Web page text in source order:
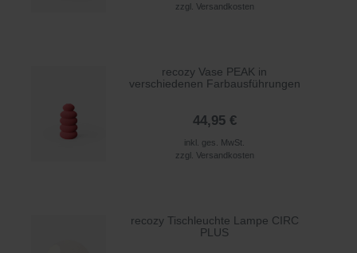
zzgl. Versandkosten
recozy Vase PEAK in
verschiedenen Farbausführungen
44,95 €
inkl. ges. MwSt.
zzgl. Versandkosten
recozy Tischleuchte Lampe CIRC
PLUS